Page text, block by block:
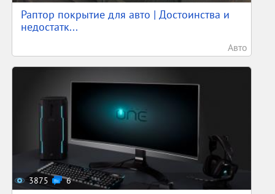
Раптор покрытие для авто | Достоинства и
недостатк...
Авто
3875 6